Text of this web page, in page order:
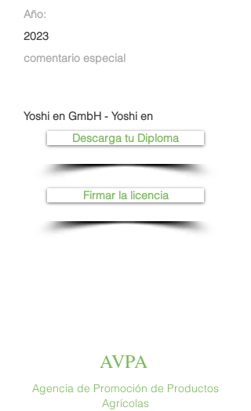
Año:
2023
comentario especial
Yoshi en GmbH - Yoshi en
Descarga tu Diploma
Firmar la licencia
AVPA
Agencia de Promoción de Productos
Agrícolas